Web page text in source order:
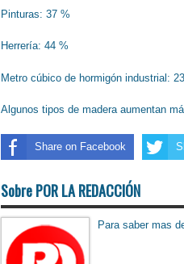
Pinturas: 37 %
Herrería: 44 %
Metro cúbico de hormigón industrial:
Algunos tipos de madera aumentan
Share on Facebook
Sobre POR LA REDACCIÓN
Para saber mas